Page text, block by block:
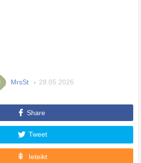
MrsSt 28.05.2026
Share
Tweet
Ieteikt